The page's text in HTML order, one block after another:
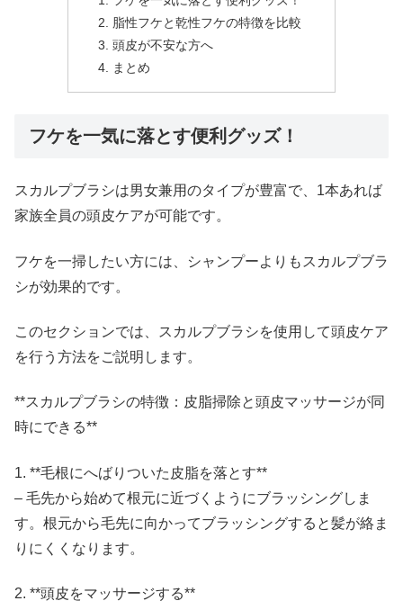
脂性フケと乾性フケの特徴を比較
頭皮が不安な方へ
まとめ
フケを一気に落とす便利グッズ！
スカルプブラシは男女兼用のタイプが豊富で、1本あれば
家族全員の頭皮ケアが可能です。
フケを一掃したい方には、シャンプーよりもスカルプブラ
シが効果的です。
このセクションでは、スカルプブラシを使用して頭皮ケア
を行う方法をご説明します。
**スカルプブラシの特徴：皮脂掃除と頭皮マッサージが同
時にできる**
1. **毛根にへばりついた皮脂を落とす**
– 毛先から始めて根元に近づくようにブラッシングしま
す。根元から毛先に向かってブラッシングすると髪が絡ま
りにくくなります。
2. **頭皮をマッサージする**